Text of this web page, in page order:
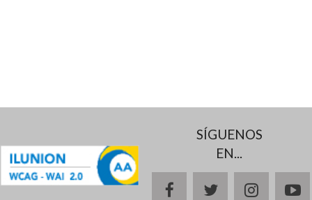
SÍGUENOS
EN...
facebooktwitter